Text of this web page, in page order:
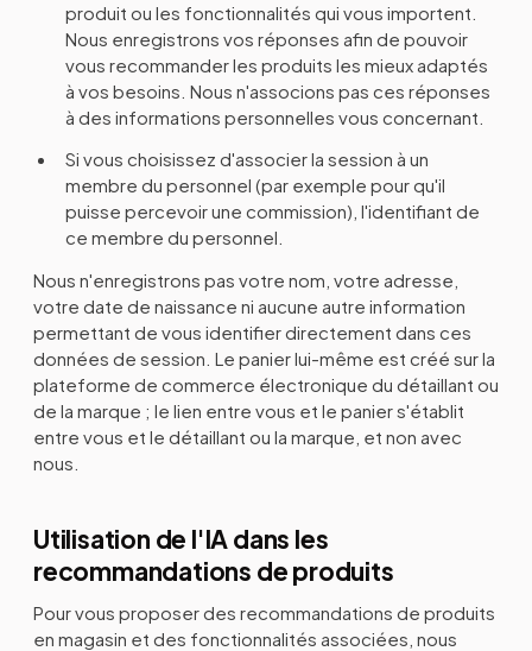
produit ou les fonctionnalités qui vous importent.
Nous enregistrons vos réponses afin de pouvoir
vous recommander les produits les mieux adaptés
à vos besoins. Nous n'associons pas ces réponses
à des informations personnelles vous concernant.
Si vous choisissez d'associer la session à un
membre du personnel (par exemple pour qu'il
puisse percevoir une commission), l'identifiant de
ce membre du personnel.
Nous n'enregistrons pas votre nom, votre adresse,
votre date de naissance ni aucune autre information
permettant de vous identifier directement dans ces
données de session. Le panier lui-même est créé sur la
plateforme de commerce électronique du détaillant ou
de la marque ; le lien entre vous et le panier s'établit
entre vous et le détaillant ou la marque, et non avec
nous.
Utilisation de l'IA dans les
recommandations de produits
Pour vous proposer des recommandations de produits
en magasin et des fonctionnalités associées, nous